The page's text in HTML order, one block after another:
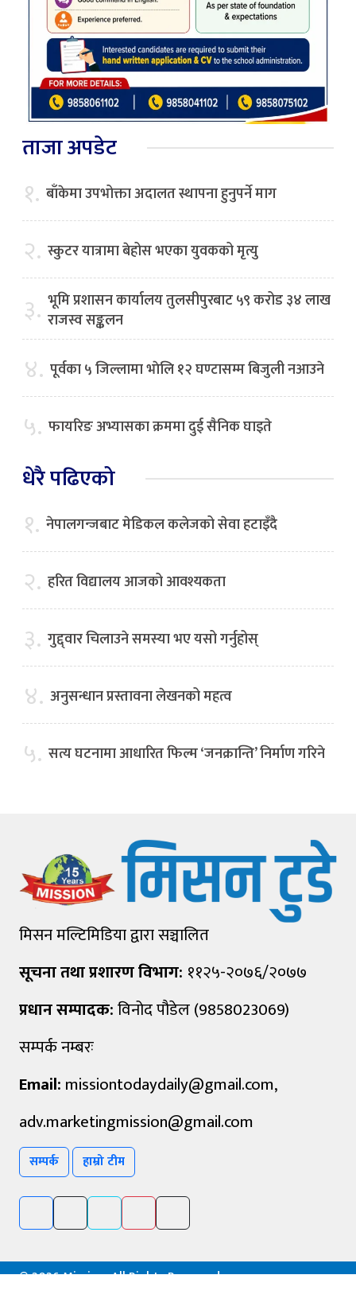
ताजा अपडेट
१. बाँकेमा उपभोक्ता अदालत स्थापना हुनुपर्ने माग
२. स्कुटर यात्रामा बेहोस भएका युवकको मृत्यु
३. भूमि प्रशासन कार्यालय तुलसीपुरबाट ५९ करोड ३४ लाख
राजस्व सङ्कलन
४. पूर्वका ५ जिल्लामा भाेलि १२ घण्टासम्म बिजुली नआउने
५. फायरिङ अभ्यासका क्रममा दुई सैनिक घाइते
धेरै पढिएको
१. नेपालगन्जबाट मेडिकल कलेजको सेवा हटाइँदै
२. हरित विद्यालय आजको आवश्यकता
३. गुद्द्वार चिलाउने समस्या भए यसो गर्नुहोस्
४. अनुसन्धान प्रस्तावना लेखनको महत्व
५. सत्य घटनामा आधारित फिल्म ‘जनक्रान्ति’ निर्माण गरिने
मिसन मल्टिमिडिया द्वारा सञ्चालित
सूचना तथा प्रशारण विभाग: ११२५-२०७६/२०७७
प्रधान सम्पादक:विनोद पौडेल (9858023069)
सम्पर्क नम्बरः
Email: missiontodaydaily@gmail.com,
adv.marketingmission@gmail.com
सम्पर्क हाम्रो टीम
©2026 Mission, All Rights Reserved.